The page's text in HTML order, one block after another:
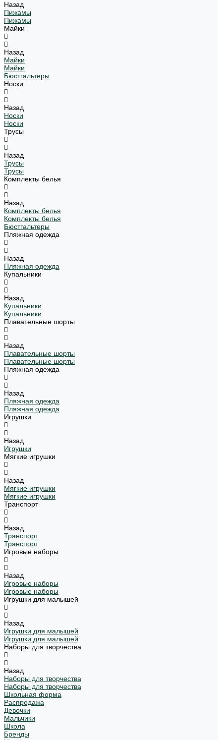
Назад
Пижамы
Пижамы
Майки
Назад
Майки
Майки
Бюстгальтеры
Носки
Назад
Носки
Носки
Трусы
Назад
Трусы
Трусы
Комплекты белья
Назад
Комплекты белья
Комплекты белья
Бюстгальтеры
Пляжная одежда
Назад
Пляжная одежда
Купальники
Назад
Купальники
Купальники
Плавательные шорты
Назад
Плавательные шорты
Плавательные шорты
Пляжная одежда
Назад
Пляжная одежда
Пляжная одежда
Игрушки
Назад
Игрушки
Мягкие игрушки
Назад
Мягкие игрушки
Мягкие игрушки
Транспорт
Назад
Транспорт
Транспорт
Игровые наборы
Назад
Игровые наборы
Игровые наборы
Игрушки для малышей
Назад
Игрушки для малышей
Игрушки для малышей
Наборы для творчества
Назад
Наборы для творчества
Наборы для творчества
Школьная форма
Распродажа
Девочки
Мальчики
Школа
Бренды